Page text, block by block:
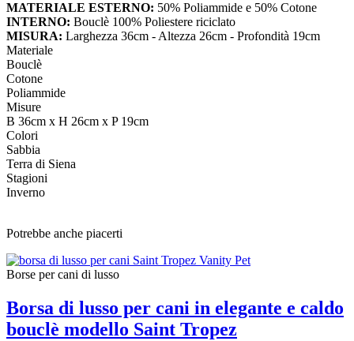
MATERIALE ESTERNO: 50% Poliammide e 50% Cotone
INTERNO: Bouclè 100% Poliestere riciclato
MISURA: Larghezza 36cm - Altezza 26cm - Profondità 19cm
Materiale
Bouclè
Cotone
Poliammide
Misure
B 36cm x H 26cm x P 19cm
Colori
Sabbia
Terra di Siena
Stagioni
Inverno
Potrebbe anche piacerti
Borse per cani di lusso
Borsa di lusso per cani in elegante e caldo
bouclè modello Saint Tropez